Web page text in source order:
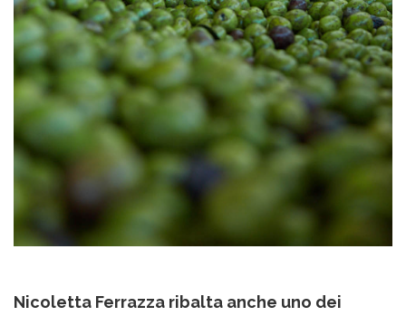
Nicoletta Ferrazza ribalta anche uno dei